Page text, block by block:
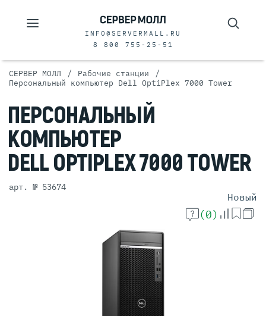
INFO@SERVERMALL.RU
8 800 755-25-51
СЕРВЕР МОЛЛ / Рабочие станции /
Персональный компьютер Dell OptiPlex 7000 Tower
ПЕРСОНАЛЬНЫЙ
КОМПЬЮТЕР
DELL OPTIPLEX7000 TOWER
арт. № 53674
Новый
(0)